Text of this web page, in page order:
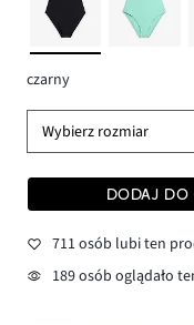
czarny
Wybierz rozmiar
DODAJ DO
711 osób lubi ten
189 osób oglądało